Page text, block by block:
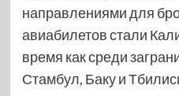
направлениями для
авиабилетов стали
время как среди
Стамбул, Баку и